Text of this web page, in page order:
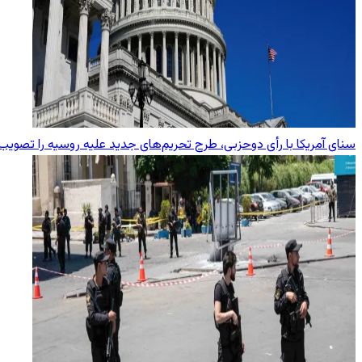
سنای آمریکا با رأی دوحزبی، طرح تحریم‌های جدید علیه روسیه را